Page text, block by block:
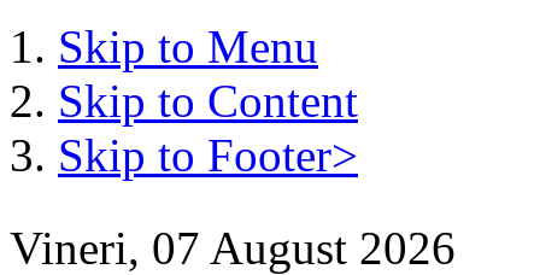
Skip to Menu
Skip to Content
Skip to Footer>
Vineri, 07 August 2026